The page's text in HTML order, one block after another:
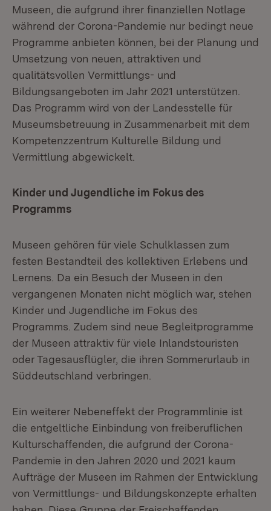
Museen, die aufgrund ihrer finanziellen Notlage
während der Corona-Pandemie nur bedingt neue
Programme anbieten können, bei der Planung und
Umsetzung von neuen, attraktiven und
qualitätsvollen Vermittlungs- und
Bildungsangeboten im Jahr 2021 unterstützen.
Das Programm wird von der Landesstelle für
Museumsbetreuung in Zusammenarbeit mit dem
Kompetenzzentrum Kulturelle Bildung und
Vermittlung abgewickelt.
Kinder und Jugendliche im Fokus des
Programms
Museen gehören für viele Schulklassen zum
festen Bestandteil des kollektiven Erlebens und
Lernens. Da ein Besuch der Museen in den
vergangenen Monaten nicht möglich war, stehen
Kinder und Jugendliche im Fokus des
Programms. Zudem sind neue Begleitprogramme
der Museen attraktiv für viele Inlandstouristen
oder Tagesausflügler, die ihren Sommerurlaub in
Süddeutschland verbringen.
Ein weiterer Nebeneffekt der Programmlinie ist
die entgeltliche Einbindung von freiberuflichen
Kulturschaffenden, die aufgrund der Corona-
Pandemie in den Jahren 2020 und 2021 kaum
Aufträge der Museen im Rahmen der Entwicklung
von Vermittlungs- und Bildungskonzepte erhalten